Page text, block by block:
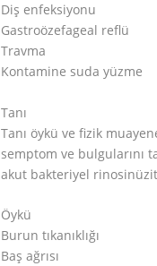
Diş enfeksiyonu
Gastroözefageal reflü
Travma
Kontamine suda yüzme
Tanı
Tanı öykü ve fizik
semptom ve bulgularını
akut bakteriyel
Öykü
Burun tıkanıklığı
Baş ağrısı